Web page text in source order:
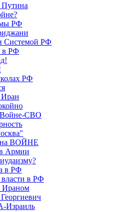
РФ
Системой РФ
в РФ
РФ
СВО
на ВОЙНЕ
Армии
в РФ
власти в РФ
Израиль